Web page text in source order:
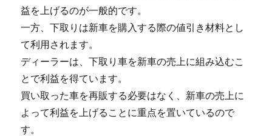
益を上げるのが一般的です。
一方、下取りは新車を購入する際の値引き材料とし
て利用されます。
ディーラーは、下取り車を新車の売上に組み込むこ
とで利益を得ています。
買い取った車を再販する必要はなく、新車の売上に
よって利益を上げることに重点を置いているので
す。